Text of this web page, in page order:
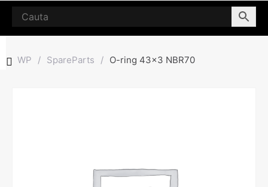
WP / SpareParts / O-ring 43×3 NBR70